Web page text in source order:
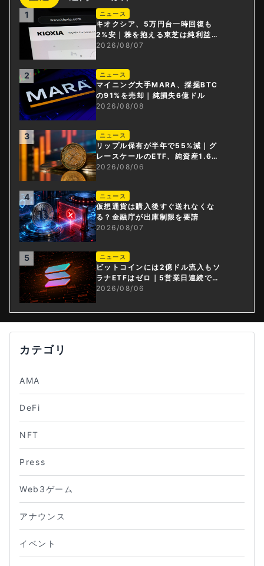
1 ニュース
キオクシア、5万円台一時回復も
2%安｜株を抱える東芝は純利益3
0倍
2026/08/07
2 ニュース
マイニング大手MARA、採掘BTC
の91%を売却｜純損失6億ドル
2026/08/08
3 ニュース
リップル保有が半年で55%減｜グ
レースケールのETF、純資産1.6億
ドル減
2026/08/06
4 ニュース
仮想通貨は購入後すぐ送れなくな
る？金融庁が出庫制限を要請
2026/08/07
5 ニュース
ビットコインには2億ドル流入もソ
ラナETFはゼロ｜5営業日連続で停
止
2026/08/06
カテゴリ
AMA
DeFi
NFT
Press
Web3ゲーム
アナウンス
イベント